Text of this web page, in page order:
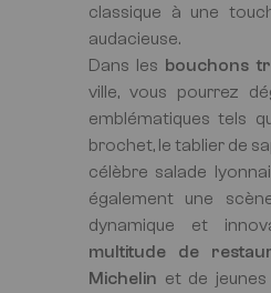
classique à une
audacieuse.
Dans les bouchons
ville, vous pourrez
emblématiques tels
brochet, le tablier de
célèbre salade
également une
dynamique et
multitude de
Michelin et de